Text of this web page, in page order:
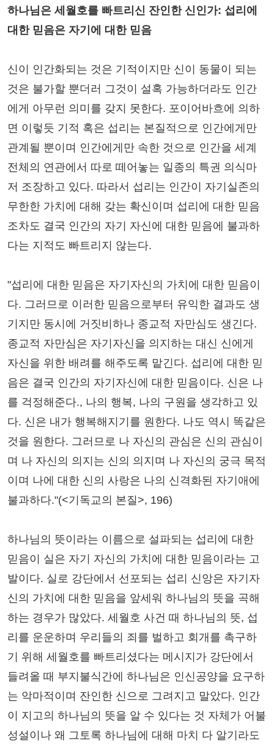
하나님은 세월호를 빠트리신 잔인한 신인가: 섭리에
대한 믿음은 자기에 대한 믿음
신이 인간화되는 것은 기적이지만 신이 동물이 되는
것은 불가할 뿐더러 그것이 설혹 가능하더라도 인간
에게 아무런 의미를 갖지 못한다. 포이어바흐에 의하
면 이렇듯 기적 혹은 섭리는 본질적으로 인간에게만
관계될 뿐이며 인간에게만 속한 것으로 인간을 세계
전체의 연관에서 따로 떼어놓는 일종의 특권 의식마
저 조장하고 있다. 따라서 섭리는 인간이 자기실존의
무한한 가치에 대해 갖는 확신이며 섭리에 대한 믿음
조차도 결국 인간의 자기 자신에 대한 믿음에 불과하
다는 지적도 빠트리지 않는다.
"섭리에 대한 믿음은 자기자신의 가치에 대한 믿음이
다. 그러므로 이러한 믿음으로부터 유익한 결과도 생
기지만 동시에 거짓비하나 종교적 자만심도 생긴다.
종교적 자만심은 자기자신을 의지하는 대신 신에게
자신을 위한 배려를 해주도록 맡긴다. 섭리에 대한 믿
음은 결국 인간의 자기자신에 대한 믿음이다. 신은 나
를 걱정해준다., 나의 행복, 나의 구원을 생각하고 있
다. 신은 내가 행복해지기를 원한다. 나도 역시 똑같은
것을 원한다. 그러므로 나 자신의 관심은 신의 관심이
며 나 자신의 의지는 신의 의지며 나 자신의 궁극 목적
이며 나에 대한 신의 사랑은 나의 신격화된 자기애에
불과하다."(<기독교의 본질>, 196)
하나님의 뜻이라는 이름으로 설파되는 섭리에 대한
믿음이 실은 자기 자신의 가치에 대한 믿음이라는 고
발이다. 실로 강단에서 선포되는 섭리 신앙은 자기자
신의 가치에 대한 믿음을 앞세워 하나님의 뜻을 곡해
하는 경우가 많았다. 세월호 사건 때 하나님의 뜻, 섭
리를 운운하며 우리들의 죄를 벌하고 회개를 촉구하
기 위해 세월호를 빠트리셨다는 메시지가 강단에서
들려올 때 부지불식간에 하나님은 인신공양을 요구하
는 악마적이며 잔인한 신으로 그려지고 말았다. 인간
이 지고의 하나님의 뜻을 알 수 있다는 것 자체가 어불
성설이나 왜 그토록 하나님에 대해 마치 다 알기라도